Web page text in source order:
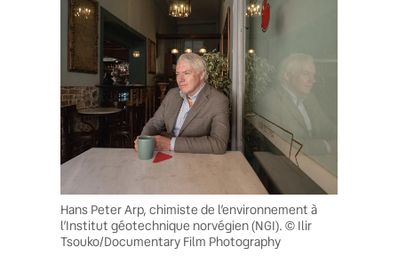
Hans Peter Arp, chimiste de l’environnement à
l’Institut géotechnique norvégien (NGI). © Ilir
Tsouko/Documentary Film Photography